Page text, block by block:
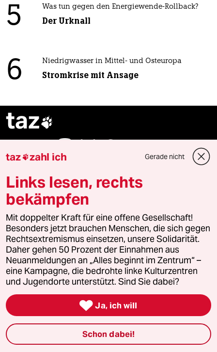
5 Was tun gegen den Energiewende-Rollback?
Der Urknall
6 Niedrigwasser in Mittel- und Osteuropa
Stromkrise mit Ansage
taz
Ressorts
Politik
Öko
Gesellschaft
Sport
Berlin
taz zahl ich Gerade nicht
Links lesen, rechts
bekämpfen
Mit doppelter Kraft für eine offene Gesellschaft!
Besonders jetzt brauchen Menschen, die sich gegen
Rechtsextremismus einsetzen, unsere Solidarität.
Daher gehen 50 Prozent der Einnahmen aus
Neuanmeldungen an „Alles beginnt im Zentrum“ –
eine Kampagne, die bedrohte linke Kulturzentren
und Jugendorte unterstützt. Sind Sie dabei?
 Ja, ich will
Schon dabei!